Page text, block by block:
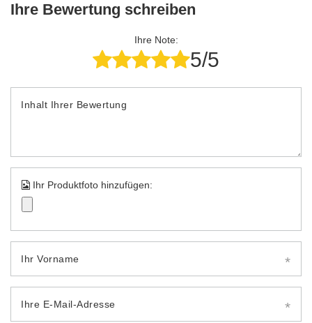
Ihre Bewertung schreiben
Ihre Note:
5/5
Inhalt Ihrer Bewertung
Ihr Produktfoto hinzufügen:
Ihr Vorname
Ihre E-Mail-Adresse